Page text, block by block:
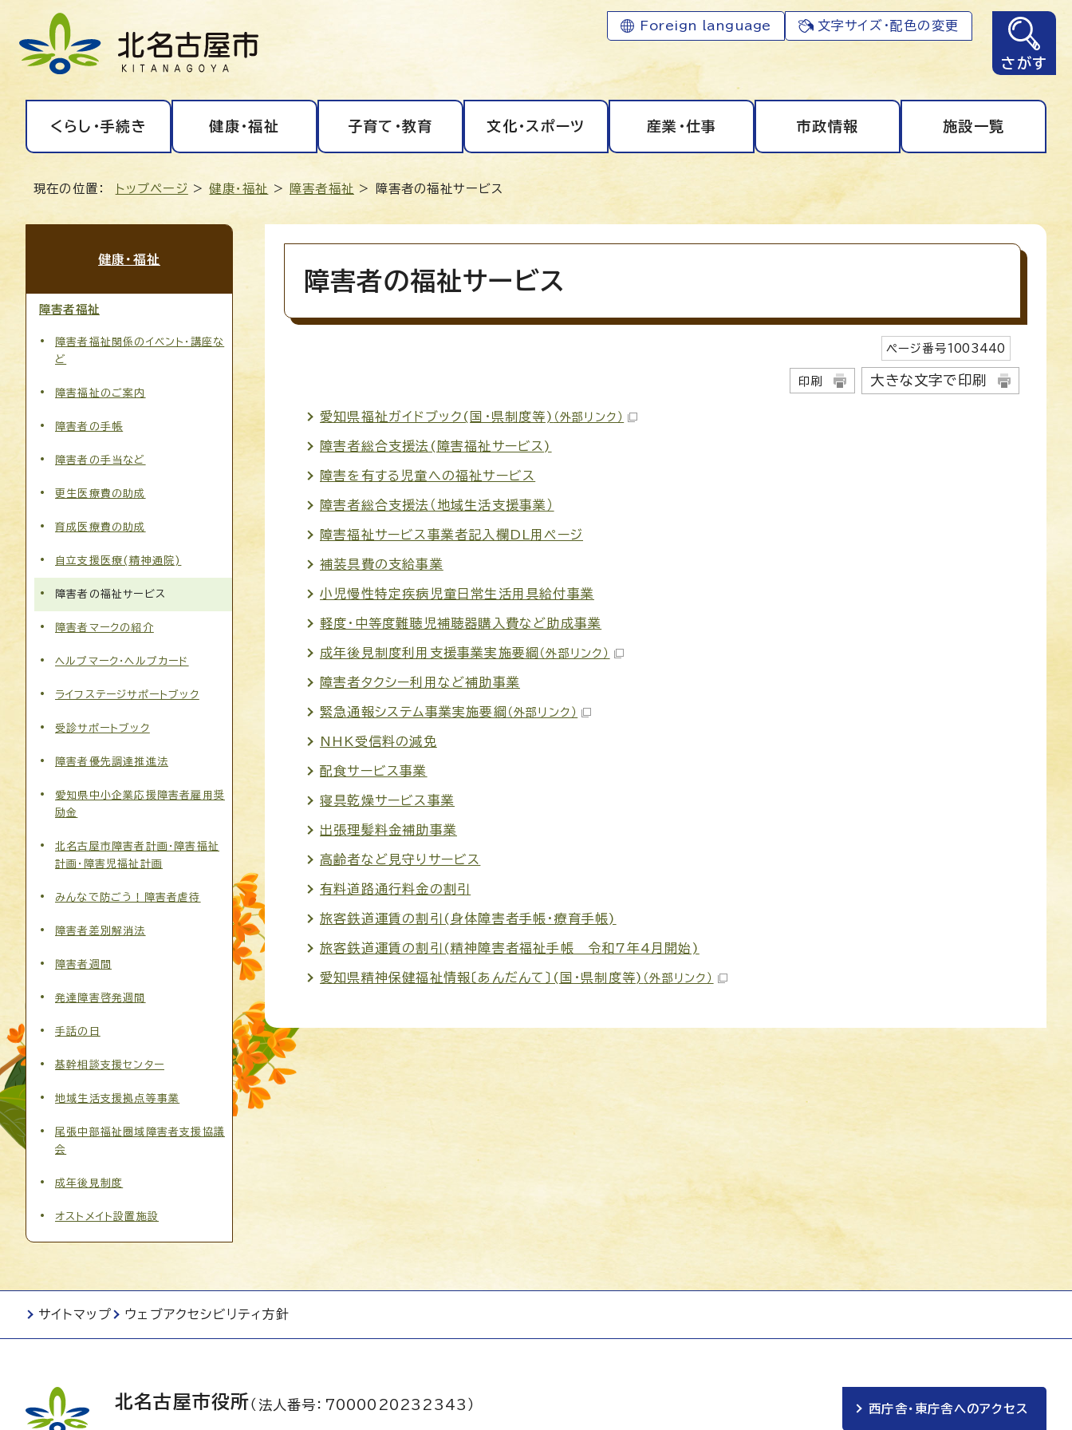
Foreign language 文字サイズ・配色の変更
さがす
くらし・手続き 健康・福祉 子育て・教育 文化・スポーツ 産業・仕事 市政情報 施設一覧
現在の位置： トップページ >健康・福祉 > 障害者福祉 > 障害者の福祉サービス
障害者の福祉サービス
ページ番号1003440
印刷 大きな文字で印刷
愛知県福祉ガイドブック(国・県制度等) （外部リンク）
障害者総合支援法(障害福祉サービス)
障害を有する児童への福祉サービス
障害者総合支援法（地域生活支援事業）
障害福祉サービス事業者記入欄DL用ページ
補装具費の支給事業
小児慢性特定疾病児童日常生活用具給付事業
軽度・中等度難聴児補聴器購入費など助成事業
成年後見制度利用支援事業実施要綱 （外部リンク）
障害者タクシー利用など補助事業
緊急通報システム事業実施要綱 （外部リンク）
NHK受信料の減免
配食サービス事業
寝具乾燥サービス事業
出張理髪料金補助事業
高齢者など見守りサービス
有料道路通行料金の割引
旅客鉄道運賃の割引(身体障害者手帳・療育手帳)
旅客鉄道運賃の割引(精神障害者福祉手帳 令和7年4月開始)
愛知県精神保健福祉情報〔あんだんて〕(国・県制度等) （外部リンク）
健康・福祉
障害者福祉
障害者福祉関係のイベント・講座な
ど
障害福祉のご案内
障害者の手帳
障害者の手当など
更生医療費の助成
育成医療費の助成
自立支援医療(精神通院)
障害者の福祉サービス
障害者マークの紹介
ヘルプマーク・ヘルプカード
ライフステージサポートブック
受診サポートブック
障害者優先調達推進法
愛知県中小企業応援障害者雇用奨
励金
北名古屋市障害者計画・障害福祉
計画・障害児福祉計画
みんなで防ごう！障害者虐待
障害者差別解消法
障害者週間
発達障害啓発週間
手話の日
基幹相談支援センター
地域生活支援拠点等事業
尾張中部福祉圏域障害者支援協議
会
成年後見制度
オストメイト設置施設
サイトマップ ウェブアクセシビリティ方針
北名古屋市役所（法人番号：7000020232343） 西庁舎・東庁舎へのアクセス